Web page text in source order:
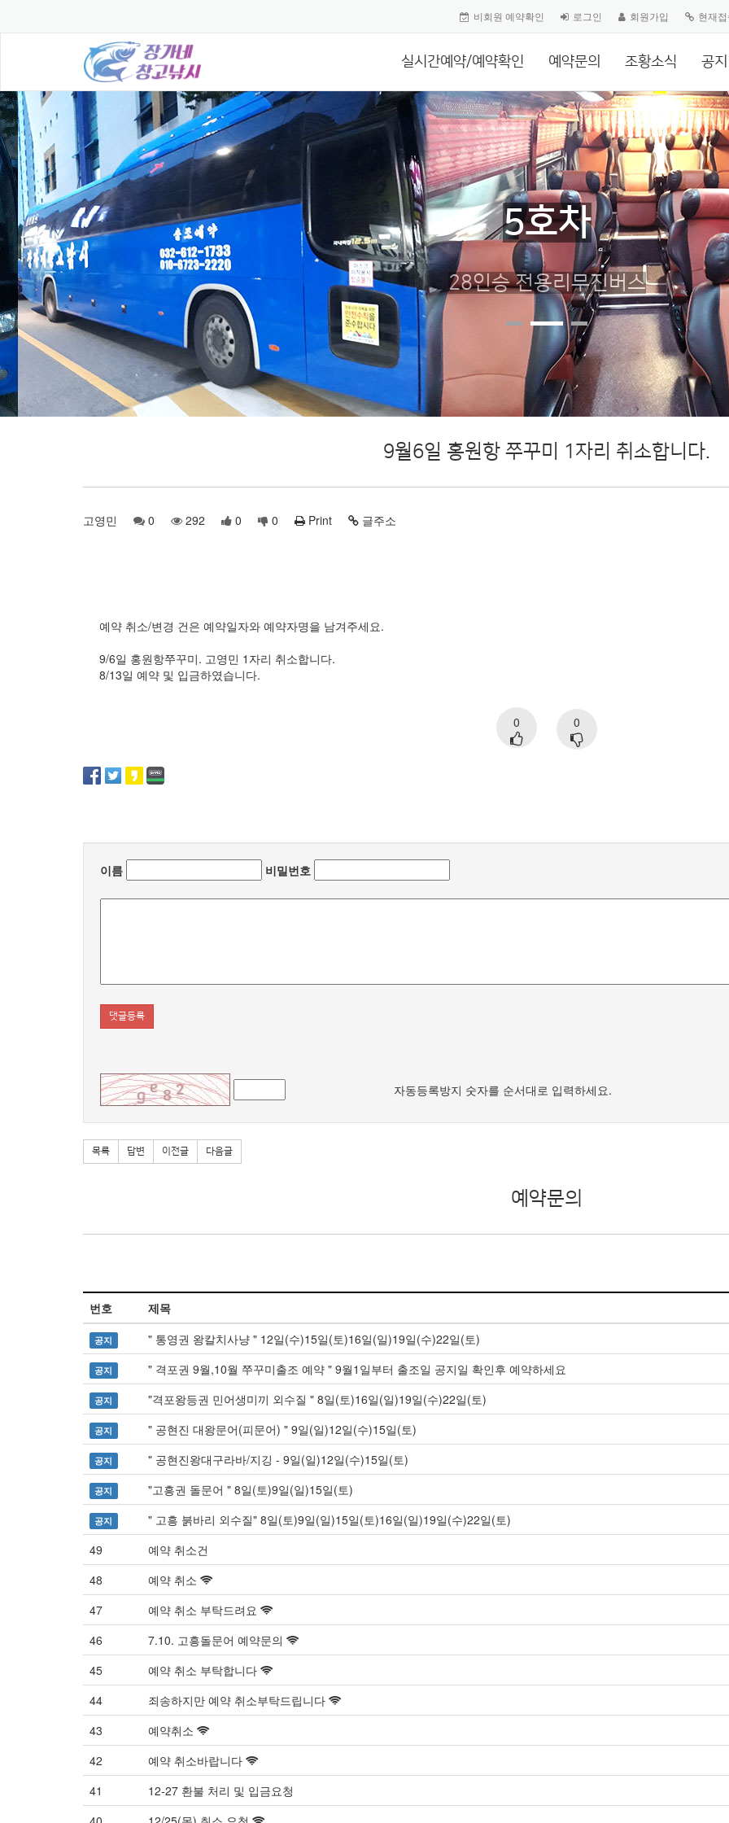
비회원 예약확인 로그인 회원가입 현재
실시간예약/예약확인 예약문의 조황소식 공지
5호차
28인승 전용리무진버스
9월6일 홍원항 쭈꾸미 1자리 취소합니다.
고영민 0 292 0 0 Print 글주소
예약 취소/변경 건은 예약일자와 예약자명을 남겨주세요.
9/6일 홍원항쭈꾸미. 고영민 1자리 취소합니다.
8/13일 예약 및 입금하였습니다.
0 0
이름 비밀번호
댓글등록
자동등록방지 숫자를 순서대로 입력하세요.
목록 답변 이전글 다음글
예약문의
번호 제목
공지 " 통영권 왕칼치사냥 " 12일(수)15일(토)16일(일)19일(수)22일(토)
공지 " 격포권 9월,10월 쭈꾸미출조 예약 " 9월1일부터 출조일 공지일 확인후 예약하세요
공지 "격포왕등권 민어생미끼 외수질 " 8일(토)16일(일)19일(수)22일(토)
공지 " 공현진 대왕문어(피문어) " 9일(일)12일(수)15일(토)
공지 " 공현진왕대구라바/지깅 - 9일(일)12일(수)15일(토)
공지 "고흥권 돌문어 " 8일(토)9일(일)15일(토)
공지 " 고흥 붉바리 외수질" 8일(토)9일(일)15일(토)16일(일)19일(수)22일(토)
49
예약 취소건
48
예약 취소
47
예약 취소 부탁드려요
46
7.10. 고흥돌문어 예약문의
45
예약 취소 부탁합니다
44
죄송하지만 예약 취소부탁드립니다
43
예약취소
42
예약 취소바랍니다
41
12-27 환불 처리 및 입금요청